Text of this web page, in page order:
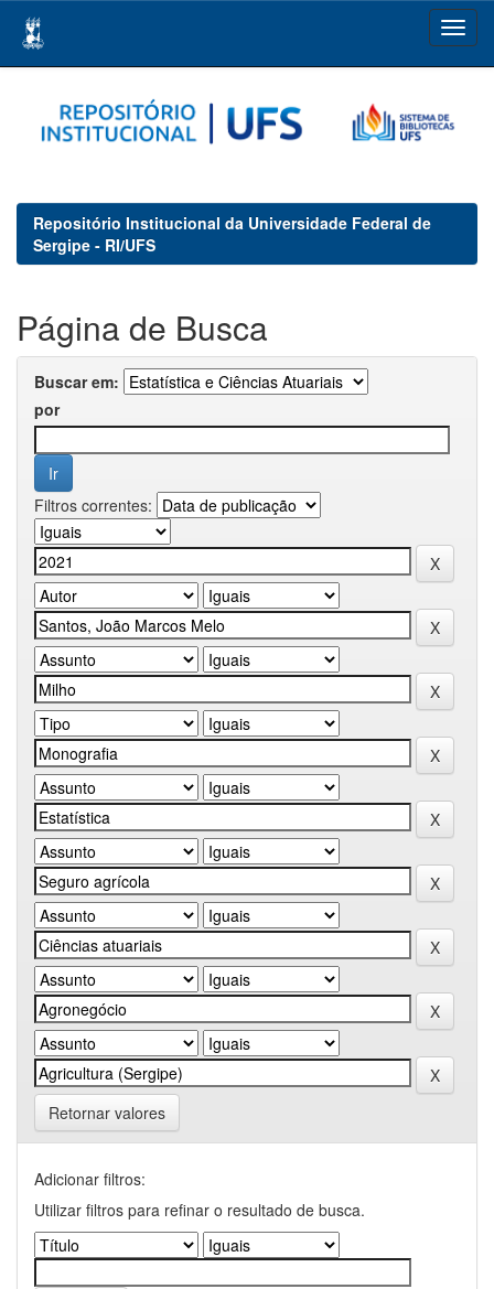
navigation
Repositório Institucional da Universidade Federal de
Sergipe - RI/UFS
Página de Busca
Buscar em:
por
Filtros correntes:
Retornar valores
Adicionar filtros:
Utilizar filtros para refinar o resultado de busca.